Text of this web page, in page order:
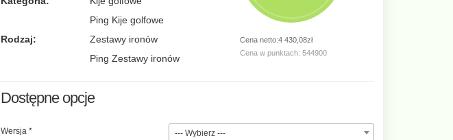
Ping Kije golfowe
Rodzaj:
Zestawy ironów
Ping Zestawy ironów
Cena netto:4 430,08zł
Cena w punktach: 544900
Dostępne opcje
Wersja * --- Wybierz ---